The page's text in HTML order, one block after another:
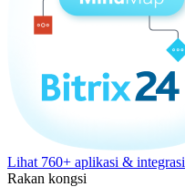
Lihat 760+ aplikasi & integrasi
Rakan kongsi